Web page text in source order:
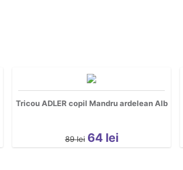
Tricou ADLER copil Mandru ardelean Alb
89 lei 64 lei